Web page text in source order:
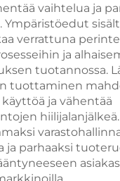
vaihtelua ja
verrattuna
ja
tuotannossa.
tuottaminen
ja vähentää
ja parhaaksi